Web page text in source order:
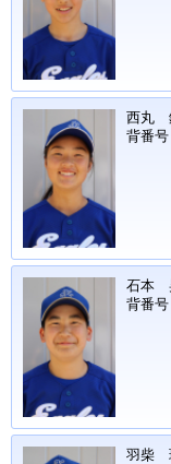
西丸
背番
石本
背番
羽柴